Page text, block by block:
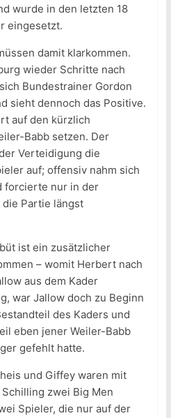
wurde in den letzten 18
eingesetzt.
damit klarkommen.
wieder Schritte nach
Bundestrainer Gordon
sieht dennoch das Positive.
auf den kürzlich
Babb setzen. Der
Verteidigung die
auf; offensiv nahm sich
forcierte nur in der
die Partie längst
ist ein zusätzlicher
– womit Herbert nach
aus dem Kader
war Jallow doch zu Beginn
des Kaders und
eben jener Weiler-Babb
gefehlt hatte.
und Giffey waren mit
zwei Big Men
Spieler, die nur auf der